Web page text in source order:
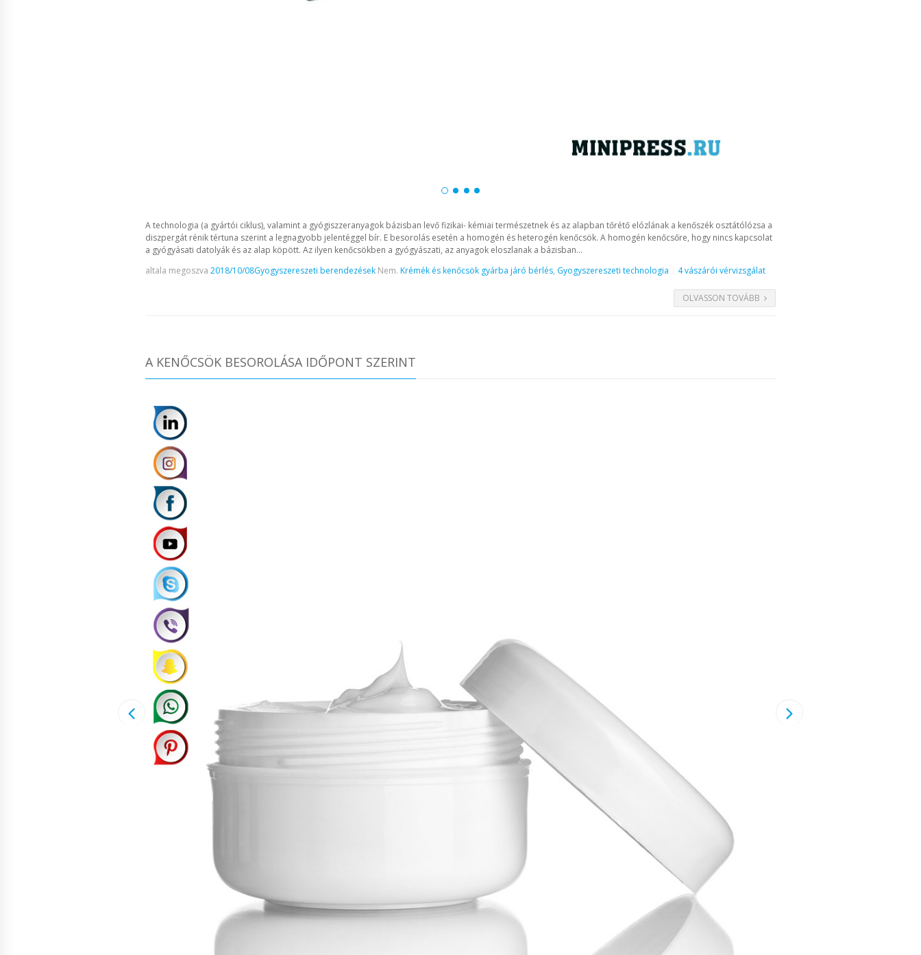
A technologia (a gyártói ciklus), valamint a gyógiszzeranyagok bázisban levő fizikai- kémiai természetnek és az alapban tőrétő elózlának a kenőszék osztátólózsa a
diszpergát rénik tértuna szerint a legnagyobb jelentéggel bír. E besorolás esetén a homogén és heterogén kenőcsök. A homogén kenőcsőre, hogy nincs kapcsolat
a gyógyásati datolyák és az alap köpött. Az ilyen kenőcsökben a gyógyászati, az anyagok eloszlanak a bázisban...
altala megoszva 2018/10/08Gyogyszereszeti berendezések Nem. Krémék és kenőcsök gyárba járó bérlés, Gyogyszereszeti technologia 4 vászárói vérvizsgálat
OLVASSON TOVÁBB
A KENŐCSÖK BESOROLÁSA IDŐPONT SZERINT